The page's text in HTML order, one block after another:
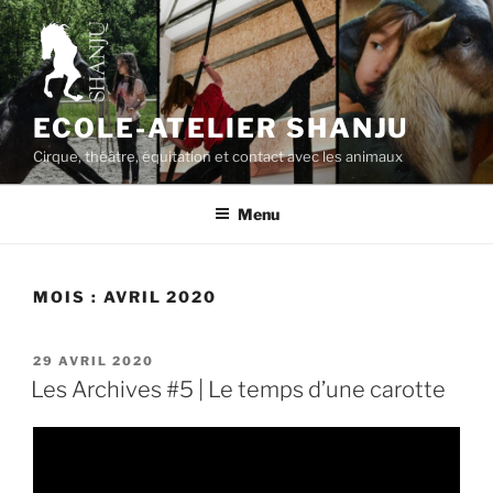
Aller
au
contenu
principal
ECOLE-ATELIER SHANJU
Cirque, théâtre, équitation et contact avec les animaux
Menu
MOIS : AVRIL 2020
PUBLIÉ
LE
29 AVRIL 2020
Les Archives #5 | Le temps d’une carotte